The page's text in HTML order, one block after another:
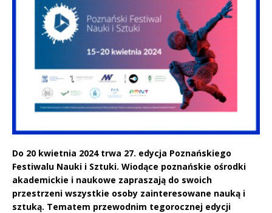
Do 20 kwietnia 2024 trwa 27. edycja Poznańskiego
Festiwalu Nauki i Sztuki. Wiodące poznańskie ośrodki
akademickie i naukowe zapraszają do swoich
przestrzeni wszystkie osoby zainteresowane nauką i
sztuką. Tematem przewodnim tegorocznej edycji